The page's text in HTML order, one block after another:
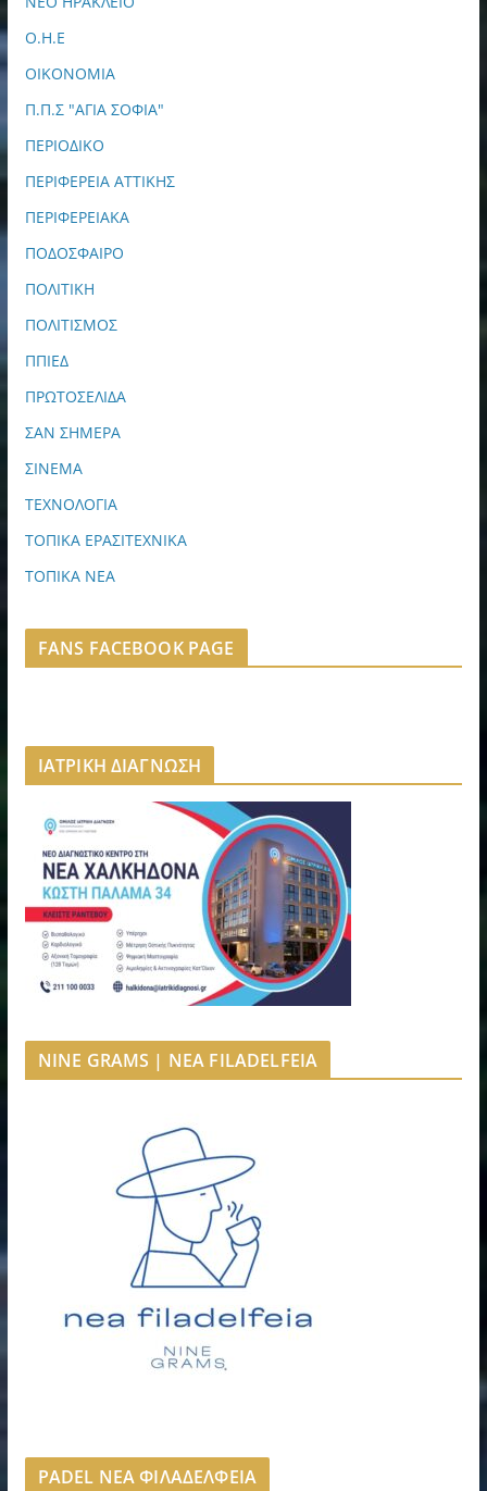
Ο.Η.Ε
ΟΙΚΟΝΟΜΙΑ
Π.Π.Σ "ΑΓΙΑ ΣΟΦΙΑ"
ΠΕΡΙΟΔΙΚΟ
ΠΕΡΙΦΕΡΕΙΑ ΑΤΤΙΚΗΣ
ΠΕΡΙΦΕΡΕΙΑΚΑ
ΠΟΔΟΣΦΑΙΡΟ
ΠΟΛΙΤΙΚΗ
ΠΟΛΙΤΙΣΜΟΣ
ΠΠΙΕΔ
ΠΡΩΤΟΣΕΛΙΔΑ
ΣΑΝ ΣΗΜΕΡΑ
ΣΙΝΕΜΑ
ΤΕΧΝΟΛΟΓΙΑ
ΤΟΠΙΚΑ ΕΡΑΣΙΤΕΧΝΙΚΑ
ΤΟΠΙΚΑ ΝΕΑ
FANS FACEBOOK PAGE
ΙΑΤΡΙΚΗ ΔΙΑΓΝΩΣΗ
NINE GRAMS | NEA FILADELFEIA
PADEL ΝΕΑ ΦΙΛΑΔΕΛΦΕΙΑ